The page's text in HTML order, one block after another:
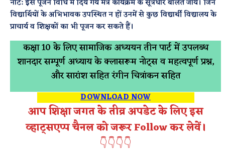
नोट: इस पूजन विधि में दिये गये मंत्र कार्यक्रम के सूत्रधार बोलते जायें। जिन
विद्यार्थियों के अभिभावक उपस्थित न हों उनमें से कुछ विद्यार्थी विद्यालय के
प्राचार्य व शिक्षकों का भी पूजन कर सकते हैं।
कक्षा 10 के लिए सामाजिक अध्ययन तीन पार्ट में उपलब्ध
शानदार सम्पूर्ण अध्याय के क्लासरूम नोट्स व महत्वपूर्ण प्रश्न,
और सारांश सहित रंगीन चित्रांकन सहित
DOWNLOAD NOW
आप शिक्षा जगत के तीव्र अपडेट के लिए इस
व्हाट्सएप्प चैनल को जरूर Follow कर लेवें।
👇👇👇👇